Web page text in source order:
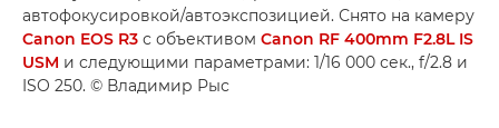
автофокусировкой/автоэкспозицией. Снято на камеру
Canon EOS R3 с объективом Canon RF 400mm F2.8L IS
USM и следующими параметрами: 1/16 000 сек., f/2.8 и
ISO 250. © Владимир Рыс